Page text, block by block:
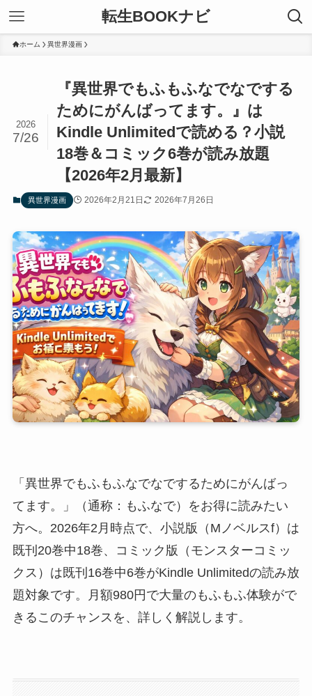
転生BOOKナビ
ホーム 異世界漫画
『異世界でもふもふなでなでする
ためにがんばってます。』は
Kindle Unlimitedで読める？小説
18巻＆コミック6巻が読み放題
【2026年2月最新】
2026
7/26
異世界漫画 2026年2月21日 2026年7月26日
「異世界でもふもふなでなでするためにがんばっ
てます。」（通称：もふなで）をお得に読みたい
方へ。2026年2月時点で、小説版（Mノベルスf）は
既刊20巻中18巻、コミック版（モンスターコミッ
クス）は既刊16巻中6巻がKindle Unlimitedの読み放
題対象です。月額980円で大量のもふもふ体験がで
きるこのチャンスを、詳しく解説します。